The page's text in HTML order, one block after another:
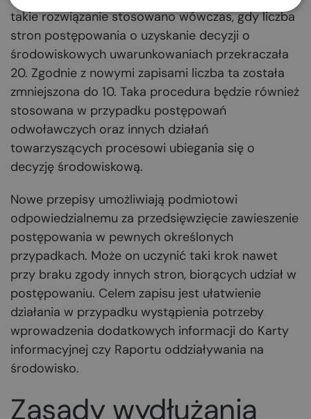
takie rozwiązanie stosowano wówczas, gdy liczba
stron postępowania o uzyskanie decyzji o
środowiskowych uwarunkowaniach przekraczała
20. Zgodnie z nowymi zapisami liczba ta została
zmniejszona do 10. Taka procedura będzie również
stosowana w przypadku postępowań
odwoławczych oraz innych działań
towarzyszących procesowi ubiegania się o
decyzję środowiskową.
Nowe przepisy umożliwiają podmiotowi
odpowiedzialnemu za przedsięwzięcie zawieszenie
postępowania w pewnych określonych
przypadkach. Może on uczynić taki krok nawet
przy braku zgody innych stron, biorących udział w
postępowaniu. Celem zapisu jest ułatwienie
działania w przypadku wystąpienia potrzeby
wprowadzenia dodatkowych informacji do Karty
informacyjnej czy Raportu oddziaływania na
środowisko.
Zasady wydłużania